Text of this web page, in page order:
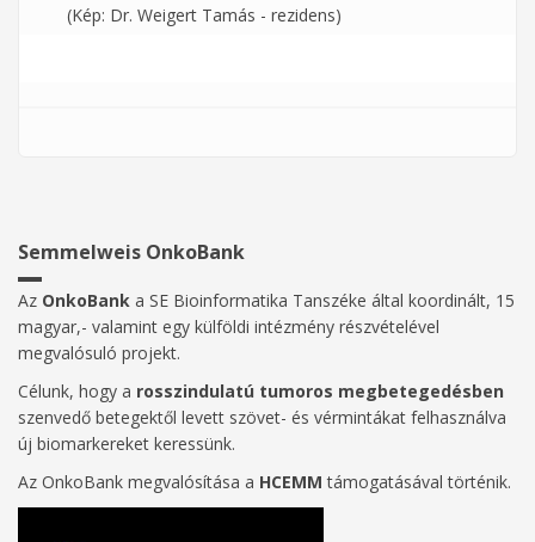
(Kép: Dr. Weigert Tamás - rezidens)
Semmelweis OnkoBank
Az OnkoBank a SE Bioinformatika Tanszéke által koordinált, 15
magyar,- valamint egy külföldi intézmény részvételével
megvalósuló projekt.
Célunk, hogy a rosszindulatú tumoros megbetegedésben
szenvedő betegektől levett szövet- és vérmintákat felhasználva
új biomarkereket keressünk.
Az OnkoBank megvalósítása a HCEMMtámogatásával történik.